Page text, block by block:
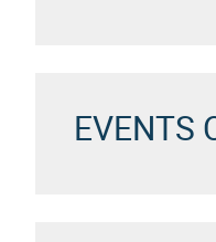
EVENTS